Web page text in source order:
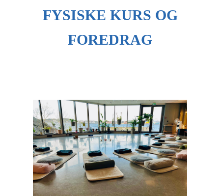
FYSISKE KURS OG
FOREDRAG